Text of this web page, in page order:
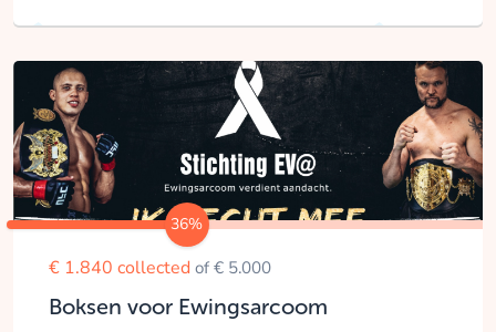
36%
€ 1.840 collected of € 5.000
Boksen voor Ewingsarcoom